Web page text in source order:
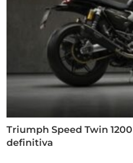
Triumph Speed Twin
definitiva